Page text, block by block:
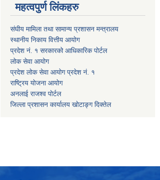
महत्वपुर्ण लिंकहरु
संघीय मामिला तथा सामान्य प्रशासन मन्त्रालय
स्थानीय निकाय वित्तीय आयोग
प्रदेश नं. १ सरकारको आधिकारिक पोर्टल
लोक सेवा आयोग
प्रदेश लोक सेवा आयोग प्रदेश नं. १
राष्ट्रिय योजना आयोग
अनलाई राजश्व पोर्टल
जिल्ला प्रशासन कार्यालय खोटाङ्ग दिक्तेल